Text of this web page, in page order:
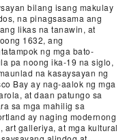
bilang isang makulay
na pinagsasama ang
likas na tanawin, at
1632, ang
ng mga bato-
pa noong ika-19 na siglo,
na kasaysayan ng
Bay ay nag-aalok ng mga
at daan patungo sa
sa mga mahilig sa
ay naging modernong
art galleriya, at mga kultural